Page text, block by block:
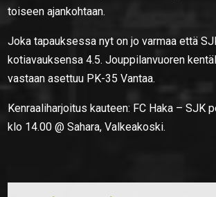
toiseen ajankohtaan.
Joka tapauksessa nyt on jo varmaa että
kotiavauksensa 4.5. Jouppilanvuoren
vastaan asettuu PK-35 Vantaa.
Kenraaliharjoitus kauteen: FC Haka – SJK
klo 14.00 @ Sahara, Valkeakoski.